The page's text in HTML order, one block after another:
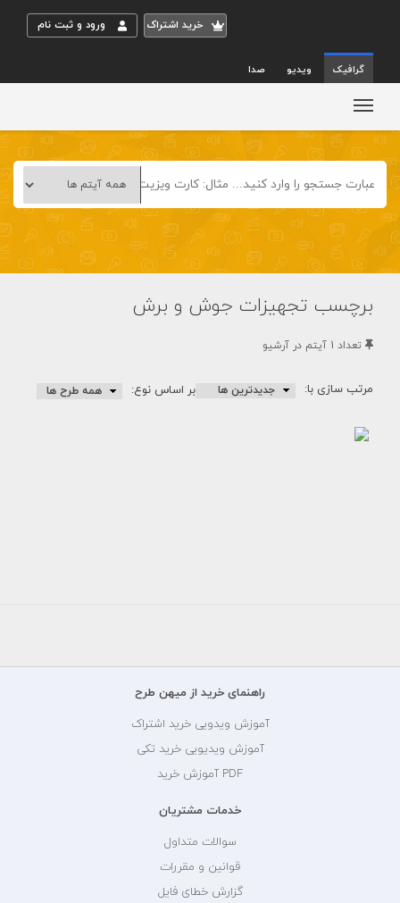
خريد اشتراک ورود و ثبت نام
گرافیک ویدیو صدا
برچسب تجهیزات جوش و برش
تعداد 1 آيتم در آرشيو
مرتب سازی با: بر اساس نوع:
طرح
راهنمای خرید از میهن طرح
آموزش ویدویی خرید اشتراک
آموزش ویدیویی خرید تکی
PDF آموزش خرید
خدمات مشتریان
سوالات متداول
قوانین و مقررات
گزارش خطای فایل